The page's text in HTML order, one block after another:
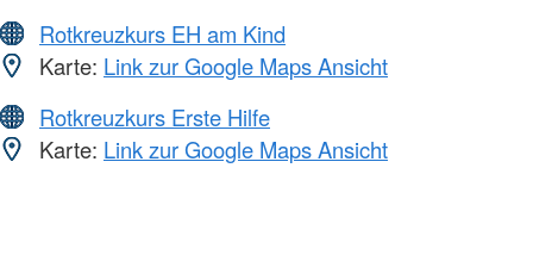
Rotkreuzkurs EH am Kind
Karte: Link zur Google Maps Ansicht
Rotkreuzkurs Erste Hilfe
Karte: Link zur Google Maps Ansicht